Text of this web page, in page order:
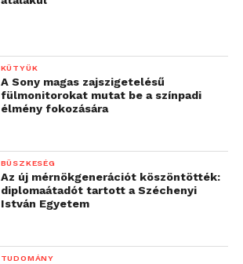
KÜTYÜK
A Sony magas zajszigetelésű
fülmonitorokat mutat be a színpadi
élmény fokozására
BÜSZKESÉG
Az új mérnökgenerációt köszöntötték:
diplomaátadót tartott a Széchenyi
István Egyetem
TUDOMÁNY